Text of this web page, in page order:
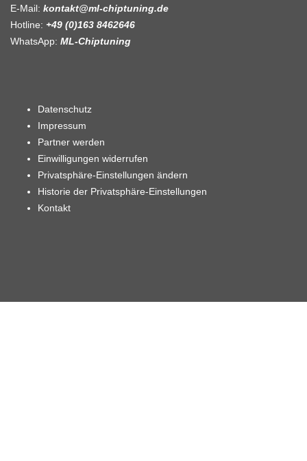
E-Mail: kontakt@ml-chiptuning.de
Hotline: +49 (0)163 8462646
WhatsApp: ML-Chiptuning
Datenschutz
Impressum
Partner werden
Einwilligungen widerrufen
Privatsphäre-Einstellungen ändern
Historie der Privatsphäre-Einstellungen
Kontakt